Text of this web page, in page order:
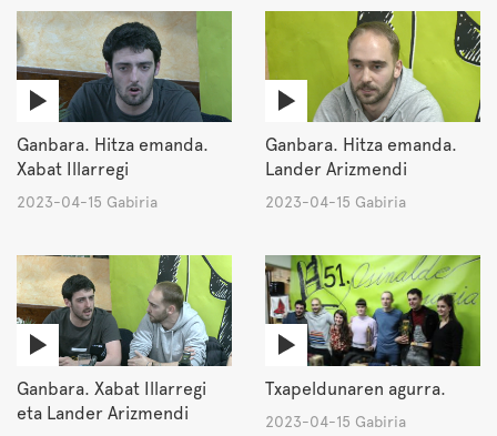
Ganbara. Hitza emanda.
Xabat Illarregi
2023-04-15 Gabiria
Ganbara. Hitza emanda.
Lander Arizmendi
2023-04-15 Gabiria
Ganbara. Xabat Illarregi
eta Lander Arizmendi
Txapeldunaren agurra.
2023-04-15 Gabiria